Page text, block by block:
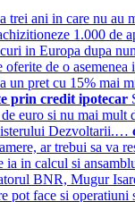
trei ani in care nu au
1.000
in Europa dupa
de o
un pret cu 15% mai
prin credit ipotecar
euro si nu mai
Dezvoltarii.…
ar trebui sa va
in calcul si
BNR, Mugur
pot face si